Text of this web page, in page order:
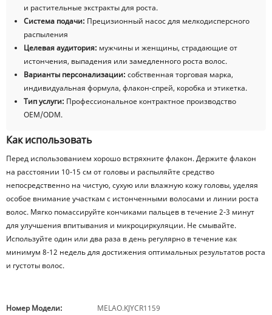
и растительные экстракты для роста.
Система подачи: Прецизионный насос для мелкодисперсного
распыления
Целевая аудитория: мужчины и женщины, страдающие от
истончения, выпадения или замедленного роста волос.
Варианты персонализации: собственная торговая марка,
индивидуальная формула, флакон-спрей, коробка и этикетка.
Тип услуги: Профессиональное контрактное производство
OEM/ODM.
Как использовать
Перед использованием хорошо встряхните флакон. Держите флакон
на расстоянии 10-15 см от головы и распыляйте средство
непосредственно на чистую, сухую или влажную кожу головы, уделяя
особое внимание участкам с истонченными волосами и линии роста
волос. Мягко помассируйте кончиками пальцев в течение 2-3 минут
для улучшения впитывания и микроциркуляции. Не смывайте.
Используйте один или два раза в день регулярно в течение как
минимум 8-12 недель для достижения оптимальных результатов роста
и густоты волос.
Номер Модели:
MELAO.KJYCR1159